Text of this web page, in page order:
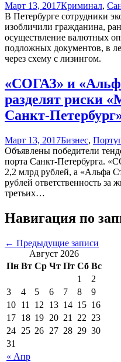
Март 13, 2017Криминал,
В Петербурге сотрудники
изобличили гражданина,
осуществление валютных
подложных документов, в
через схему с лизингом.
«СОГАЗ» и
разделят риски
Санкт-
Март 13, 2017Бизнес,
Объявлены победители
порта Санкт-Петербурга.
2,2 млрд рублей, а «Альфа
рублей ответственность за
третьих…
Навигация по
← Предыдущие записи
Август 2026
Пн Вт Ср Чт Пт Сб Вс
« Апр
1
2
3
4 5 6 7 8
9
10 11 12 13 14 15 16
17 18 19 20 21 22 23
24 25 26 27 28 29 30
31